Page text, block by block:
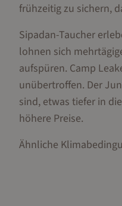
frühzeitig zu sichern,
Sipadan-Taucher
lohnen sich
aufspüren. Camp
unübertroffen. Der
sind, etwas tiefer in
höhere Preise.
Ähnliche